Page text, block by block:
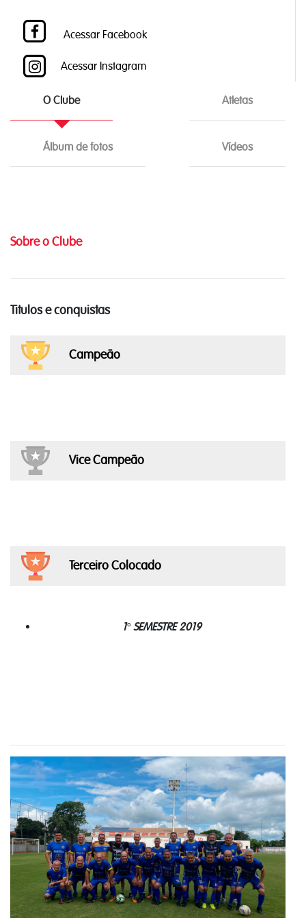
Acessar Facebook
Acessar Instagram
O Clube Atletas
Álbum de fotos Vídeos
Sobre o Clube
Titulos e conquistas
Campeão
Vice Campeão
Terceiro Colocado
1° SEMESTRE 2019